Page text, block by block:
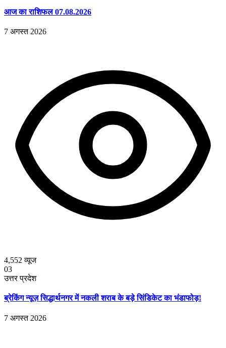
आज का राशिफल 07.08.2026
7 अगस्त 2026
4,552 व्यूज
03
उत्तर प्रदेश
ब्रेकिंग न्यूज़ सिद्धार्थनगर में नकली शराब के बड़े सिंडिकेट का भंडाफोड़!
7 अगस्त 2026